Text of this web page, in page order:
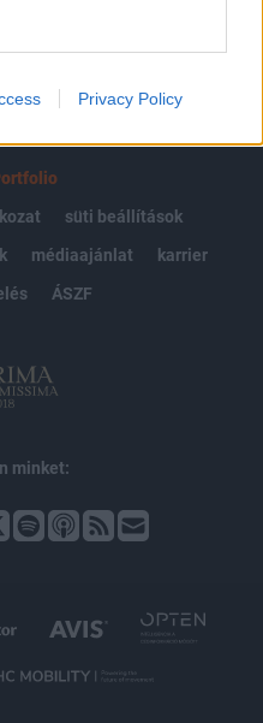
Privacy Policy
süti beállítások
médiaajánlat
karrier
ÁSZF
minket: